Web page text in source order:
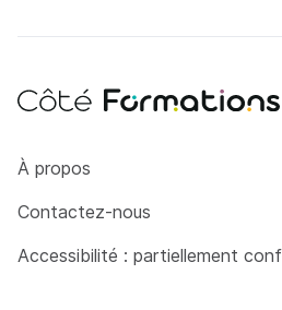
Côté Formations
À propos
Contactez-nous
Accessibilité : partiellement